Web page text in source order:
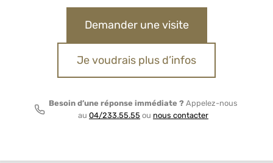
Demander une visite
Je voudrais plus d’infos
Besoin d’une réponse immédiate ? Appelez-nous
au 04/233.55.55 ou nous contacter